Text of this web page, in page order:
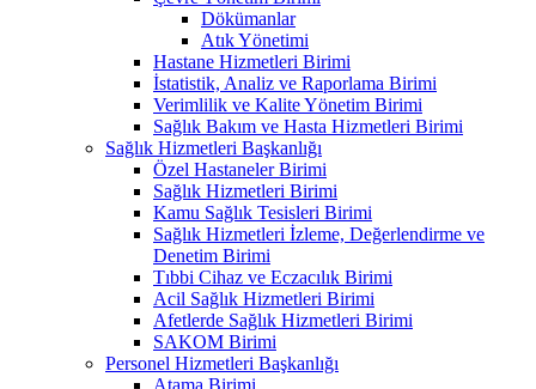
Dökümanlar
Atık Yönetimi
Hastane Hizmetleri Birimi
İstatistik, Analiz ve Raporlama Birimi
Verimlilik ve Kalite Yönetim Birimi
Sağlık Bakım ve Hasta Hizmetleri Birimi
Sağlık Hizmetleri Başkanlığı
Özel Hastaneler Birimi
Sağlık Hizmetleri Birimi
Kamu Sağlık Tesisleri Birimi
Sağlık Hizmetleri İzleme, Değerlendirme ve
Denetim Birimi
Tıbbi Cihaz ve Eczacılık Birimi
Acil Sağlık Hizmetleri Birimi
Afetlerde Sağlık Hizmetleri Birimi
SAKOM Birimi
Personel Hizmetleri Başkanlığı
Atama Birimi